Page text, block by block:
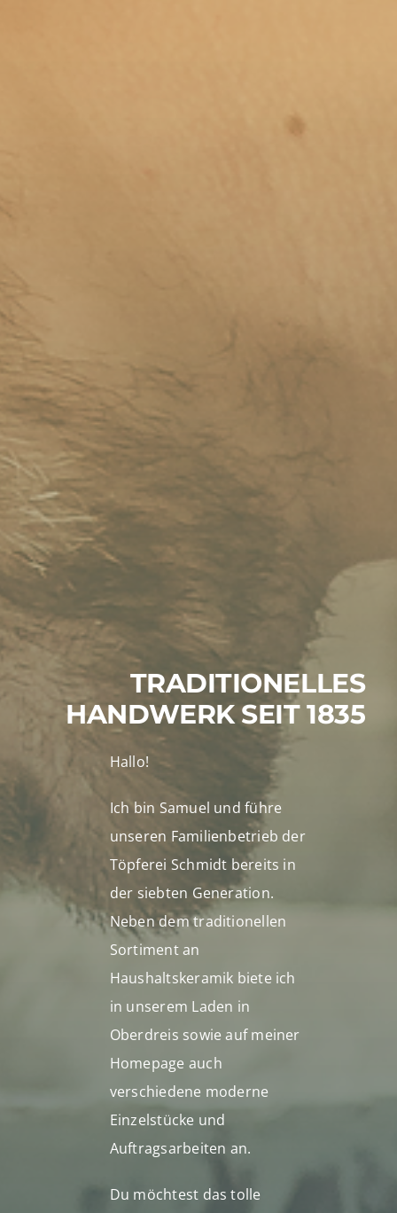
TRADITIONELLES
HANDWERK SEIT 1835
Hallo!
Ich bin Samuel und führe
unseren Familienbetrieb der
Töpferei Schmidt bereits in
der siebten Generation.
Neben dem traditionellen
Sortiment an
Haushaltskeramik biete ich
in unserem Laden in
Oberdreis sowie auf meiner
Homepage auch
verschiedene moderne
Einzelstücke und
Auftragsarbeiten an.
Du möchtest das tolle